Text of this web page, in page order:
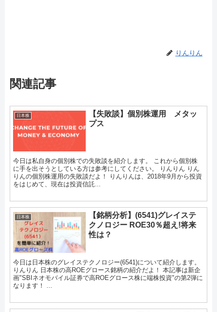
りんりん
関連記事
日本株
【失敗談】個別株運用 メタッ
プス
今日は私自身の個別株での失敗談を紹介します。 これから個別株
に手を出そうとしている方は参考にしてください。 りんりん りん
りんの個別株運用の失敗談だよ！ りんりんは、2018年9月から投資
をはじめて、現在は投資信託...
日本株
【銘柄分析】(6541)グレイステ
クノロジー ROE30％超え!将来
性は？
今日は日本株のグレイステクノロジー(6541)について紹介します。
りんりん 日本株の高ROEグロース銘柄の紹介だよ！ 本記事は新企
画"SBIネオモバイル証券で高ROEグロース株に端株投資"の第2弾に
なります！ ...